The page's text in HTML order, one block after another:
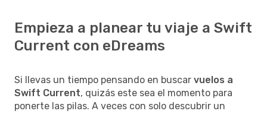
Empieza a planear tu viaje a Swift
Current con eDreams
Si llevas un tiempo pensando en buscar vuelos a
Swift Current, quizás este sea el momento para
ponerte las pilas. A veces con solo descubrir un